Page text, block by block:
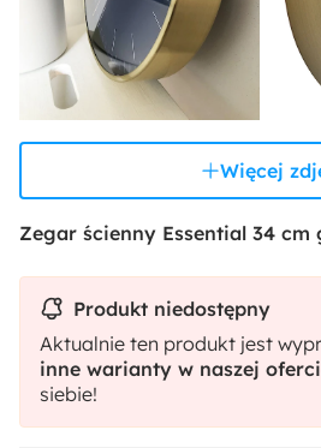
Więcej
Zegar ścienny Essential 34 cm
Produkt niedostępny
Aktualnie ten produkt jest
inne warianty w naszej
siebie!